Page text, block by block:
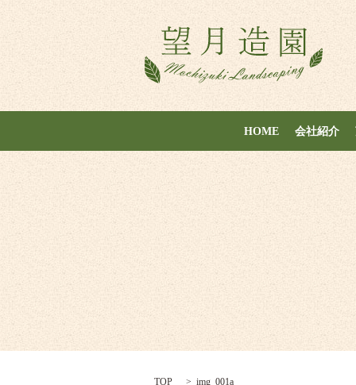
HOME 会社紹介
TOP img_001a